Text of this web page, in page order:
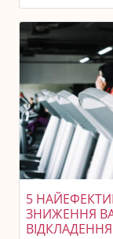
5
ЗНИЖЕННЯ